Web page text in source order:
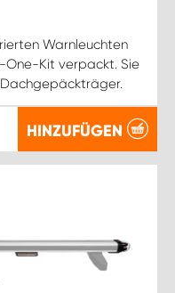
Warnleuchten
One-Kit verpackt. Sie
HINZUFÜGEN